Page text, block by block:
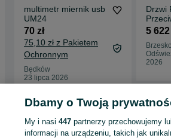
multimetr miernik usb
UM24
70 zł
75,10 zł z Pakietem
Ochronnym
Będków
23 lipca 2026
Drzwi
5 622
Brzesko
2026
Strona główna Budowa i Remont Drzwi
zewnętrzne - Śląskie
Drzwi zewnętrzne -
Dbamy o Twoją
My i nasi447 partnerzy przechowujemy
informacji na urządzeniu, takich jak